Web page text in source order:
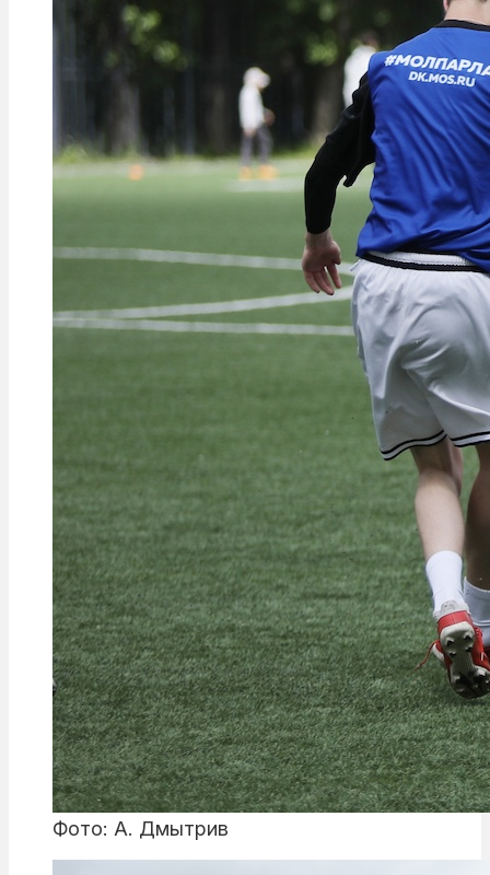
Фото: А. Дмытрив